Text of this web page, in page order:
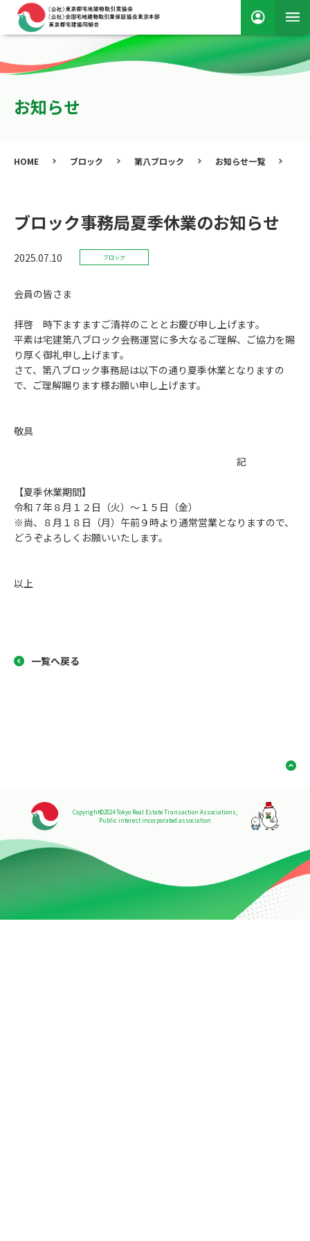
お知らせ
HOME ブロック 第八ブロック お知らせ一覧
ブロック事務局夏季休業のお知らせ
2025.07.10 ブロック
会員の皆さま
拝啓 時下ますますご清祥のこととお慶び申し上げます。
平素は宅建第八ブロック会務運営に多大なるご理解、ご協力を賜
り厚く御礼申し上げます。
さて、第八ブロック事務局は以下の通り夏季休業となりますの
で、ご理解賜ります様お願い申し上げます。
敬具
記
【夏季休業期間】
令和７年８月１２日（火）～１５日（金）
※尚、８月１８日（月）午前９時より通常営業となりますので、
どうぞよろしくお願いいたします。
以上
一覧へ戻る
Copyright©2024 Tokyo Real Estate Transaction Associations,
Public interest incorporated association